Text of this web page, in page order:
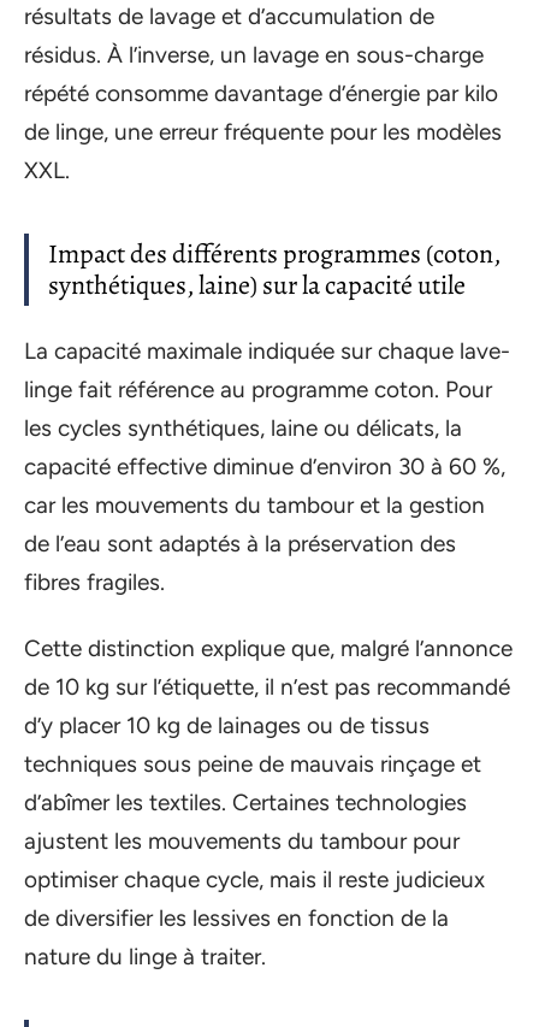
résultats de lavage et d’accumulation de
résidus. À l’inverse, un lavage en sous-charge
répété consomme davantage d’énergie par kilo
de linge, une erreur fréquente pour les modèles
XXL.
Impact des différents programmes (coton,
synthétiques, laine) sur la capacité utile
La capacité maximale indiquée sur chaque lave-
linge fait référence au programme coton. Pour
les cycles synthétiques, laine ou délicats, la
capacité effective diminue d’environ 30 à 60 %,
car les mouvements du tambour et la gestion
de l’eau sont adaptés à la préservation des
fibres fragiles.
Cette distinction explique que, malgré l’annonce
de 10 kg sur l’étiquette, il n’est pas recommandé
d’y placer 10 kg de lainages ou de tissus
techniques sous peine de mauvais rinçage et
d’abîmer les textiles. Certaines technologies
ajustent les mouvements du tambour pour
optimiser chaque cycle, mais il reste judicieux
de diversifier les lessives en fonction de la
nature du linge à traiter.